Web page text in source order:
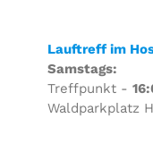
Lauftreff im
Samstags:
Treffpunkt -
Waldparkplatz